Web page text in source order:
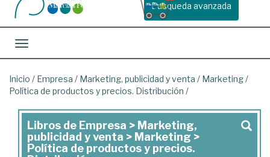
Busqueda avanzada
Toggle navigation
Inicio / Empresa / Marketing, publicidad y venta / Marketing/
Política de productos y precios. Distribución /
Libros
de
Libros de Empresa > Marketing,
publicidad y venta > Marketing >
Política de productos y precios.